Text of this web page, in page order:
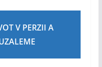
V PERZII A